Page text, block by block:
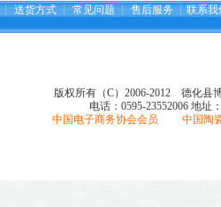
┆ 送货方式 ┆ 常见问题 ┆ 售后服务 ┆ 联系我
版权所有（C）2006-2012 德化县
电话：0595-23552006 地址
中国电子商务协会会员 中国陶